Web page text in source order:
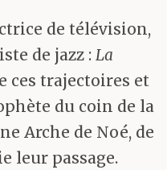
de télévision,
de jazz : La
ces trajectoires et
du coin de la
Arche de Noé, de
leur passage.